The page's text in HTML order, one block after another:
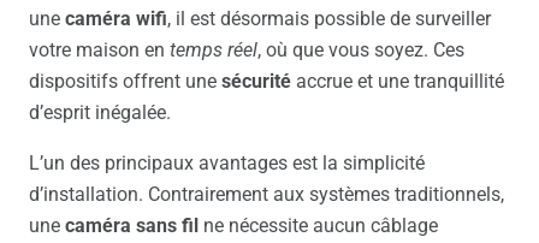
une caméra wifi, il est désormais possible de surveiller
votre maison en temps réel, où que vous soyez. Ces
dispositifs offrent une sécurité accrue et une tranquillité
d’esprit inégalée.
L’un des principaux avantages est la simplicité
d’installation. Contrairement aux systèmes traditionnels,
une caméra sans fil ne nécessite aucun câblage